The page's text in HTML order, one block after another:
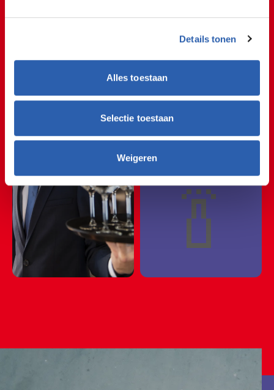
Details tonen
Alles toestaan
Selectie toestaan
Weigeren
smakelijk!
🍾